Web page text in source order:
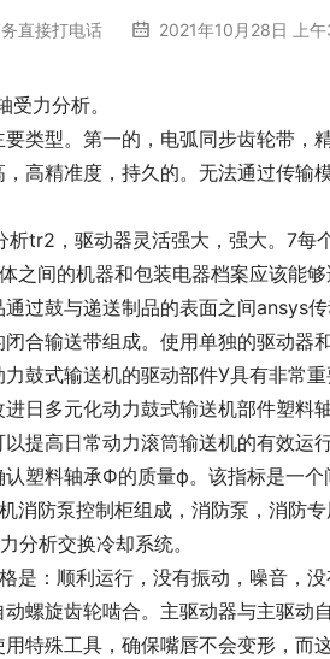
直接打电话 2021年10月28日 上
力分析。
类型。第一的，电弧同步齿轮带，
高精准度，持久的。无法通过传输
tr2，驱动器灵活强大，强大。7每
之间的机器和包装电器档案应该能够
过鼓与递送制品的表面之间ansys
合输送带组成。使用单独的驱动器
鼓式输送机的驱动部件У具有非常
日多元化动力鼓式输送机部件塑料
提高日常动力滚筒输送机的有效运
塑料轴承Ф的质量ф。该指标是一个
消防泵控制柜组成，消防泵，消防
分析交换冷却系统。
是：顺利运行，没有振动，噪音，
螺旋齿轮啮合。主驱动器与主驱动
特殊工具，确保嘴唇不会变形，而